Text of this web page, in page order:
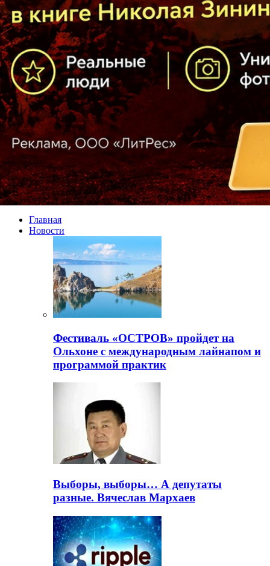
Главная
Новости
Фестиваль «ОСТРОВ» пройдет на
Ольхоне с международным лайнапом и
программой практик
Выборы, выборы… А депутаты
разные. Вячеслав Мархаев